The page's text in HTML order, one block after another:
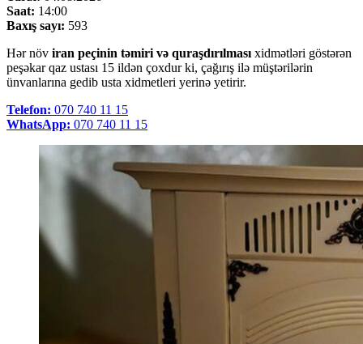
Saat: 14:00
Baxış sayı: 593
Hər növ iran peçinin təmiri və quraşdırılması xidmətləri göstərən
peşəkar qaz ustası 15 ildən çoxdur ki, çağırış ilə müştərilərin
ünvanlarına gedib usta xidmetleri yerinə yetirir.
Telefon: 070 740 11 15
WhatsApp: 070 740 11 15